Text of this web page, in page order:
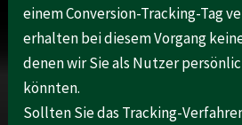
einem Conversion-Tracking-Tag
erhalten bei diesem Vorgang
denen wir Sie als Nutzer
könnten.
Sollten Sie das Tracking-